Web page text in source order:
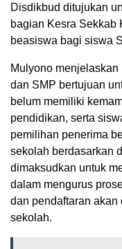
Disdikbud ditujukan
bagian Kesra Sekkab
beasiswa bagi siswa
Mulyono
dan SMP bertujuan
belum memiliki
pendidikan, serta
pemilihan penerima
sekolah berdasarkan
dimaksudkan untuk
dalam mengurus
dan pendaftaran
sekolah.